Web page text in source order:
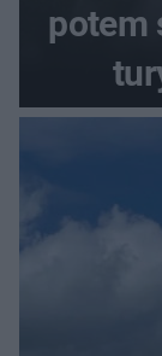
potem